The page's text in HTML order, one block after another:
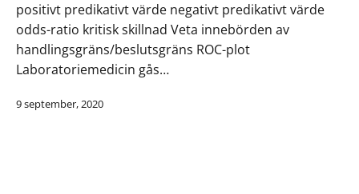
positivt predikativt värde negativt predikativt värde
odds-ratio kritisk skillnad Veta innebörden av
handlingsgräns/beslutsgräns ROC-plot
Laboratoriemedicin gås…
9 september, 2020